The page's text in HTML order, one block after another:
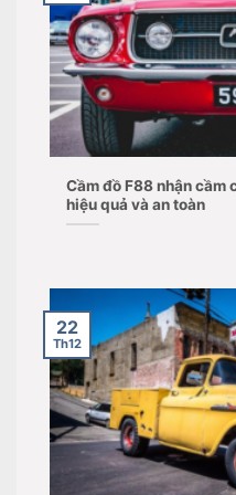
Cầm đồ F88 nhận cầm
hiệu quả và an toàn
22
Th12